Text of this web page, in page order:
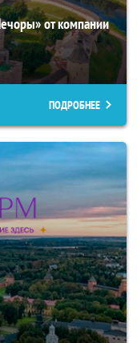
от компании
ПОДРОБНЕЕ